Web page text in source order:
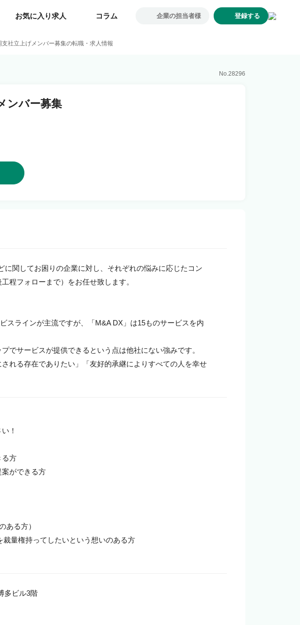
お気に入り求人 コラム 企業の担当者様 登録する
お気に入り求人 コラム 企業の担当者様 登録する
社立上げメンバー募集の転職・求人情報
No. 28296
ンバー募集
関してお困りの企業に対し、それぞれの悩みに応じたコン
程フォローまで）をお任せ致します。
スラインが主流ですが、「M&A DX」は15ものサービスを内
でサービスが提供できるという点は他社にない強みです。
れる存在でありたい」「友好的承継によりすべての人を幸せ
！
る方
案ができる方
ある方）
裁量権持ってしたいという想いのある方
多ビル3階